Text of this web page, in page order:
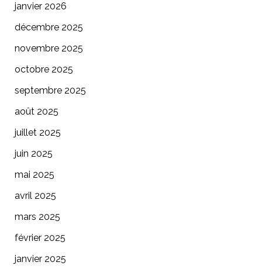
janvier 2026
décembre 2025
novembre 2025
octobre 2025
septembre 2025
août 2025
juillet 2025
juin 2025
mai 2025
avril 2025
mars 2025
février 2025
janvier 2025